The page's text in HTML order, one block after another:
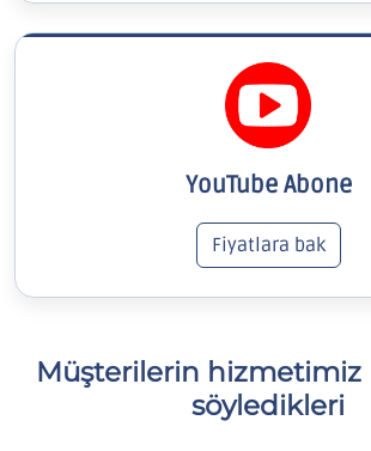
YouTube Abone
Fiyatlara bak
Müşterilerin hizmetimiz
söyledikleri